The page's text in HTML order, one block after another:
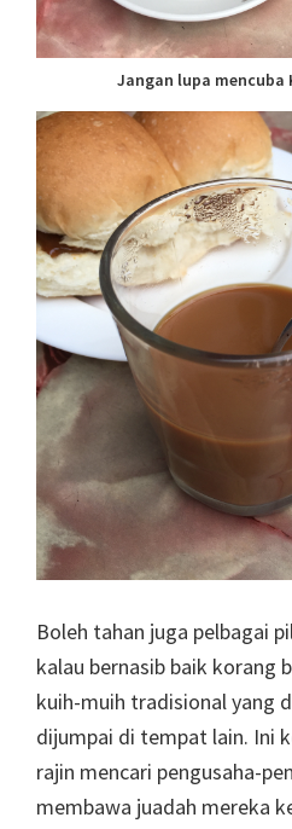
Jangan lupa mencuba
Boleh tahan juga pelbagai
kalau bernasib baik korang
kuih-muih tradisional yang
dijumpai di tempat lain. Ini
rajin mencari pengusaha-
membawa juadah mereka